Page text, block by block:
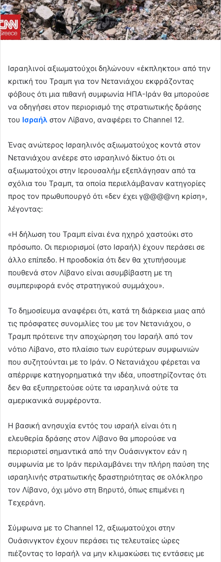
Ισραηλινοί αξιωματούχοι δηλώνουν «έκπληκτοι» από την
κριτική του Τραμπ για τον Νετανιάχου εκφράζοντας
φόβους ότι μια πιθανή συμφωνία ΗΠΑ-Ιράν θα μπορούσε
να οδηγήσει στον περιορισμό της στρατιωτικής δράσης
του Ισραήλ στον Λίβανο, αναφέρει το Channel 12.
Ένας ανώτερος Ισραηλινός αξιωματούχος κοντά στον
Νετανιάχου ανέερε στο ισραηλινό δίκτυο ότι οι
αξιωματούχοι στην Ιερουσαλήμ εξεπλάγησαν από τα
σχόλια του Τραμπ, τα οποία περιελάμβαναν κατηγορίες
προς τον πρωθυπουργό ότι «δεν έχει γ@@@@νη κρίση»,
λέγοντας:
«Η δήλωση του Τραμπ είναι ένα ηχηρό χαστούκι στο
πρόσωπο. Οι περιορισμοί (στο Ισραήλ) έχουν περάσει σε
άλλο επίπεδο. Η προσδοκία ότι δεν θα χτυπήσουμε
πουθενά στον Λίβανο είναι ασυμβίβαστη με τη
συμπεριφορά ενός στρατηγικού συμμάχου».
Το δημοσίευμα αναφέρει ότι, κατά τη διάρκεια μιας από
τις πρόσφατες συνομιλίες του με τον Νετανιάχου, ο
Τραμπ πρότεινε την αποχώρηση του Ισραήλ από τον
νότιο Λίβανο, στο πλαίσιο των ευρύτερων συμφωνιών
που συζητούνται με το Ιράν. Ο Νετανιάχου φέρεται να
απέρριψε κατηγορηματικά την ιδέα, υποστηρίζοντας ότι
δεν θα εξυπηρετούσε ούτε τα ισραηλινά ούτε τα
αμερικανικά συμφέροντα.
Η βασική ανησυχία εντός του ισραήλ είναι ότι η
ελευθερία δράσης στον Λίβανο θα μπορούσε να
περιοριστεί σημαντικά από την Ουάσινγκτον εάν η
συμφωνία με το Ιράν περιλαμβάνει την πλήρη παύση της
ισραηλινής στρατιωτικής δραστηριότητας σε ολόκληρο
τον Λίβανο, όχι μόνο στη Βηρυτό, όπως επιμένει η
Τεχεράνη.
Σύμφωνα με το Channel 12, αξιωματούχοι στην
Ουάσινγκτον έχουν περάσει τις τελευταίες ώρες
πιέζοντας το Ισραήλ να μην κλιμακώσει τις εντάσεις με